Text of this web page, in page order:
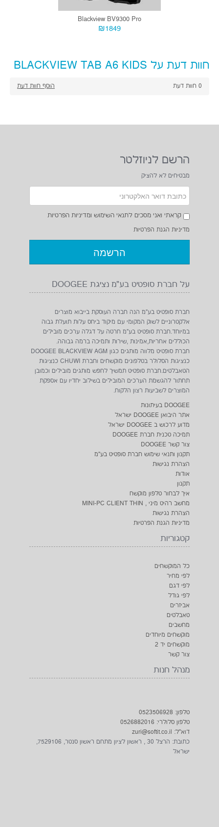
Blackview BV9300 Pro
₪1849
חוות דעת על BLACKVIEW TAB A6 KIDS
0 חוות דעת הוסף חוות דעת
הרשם לניוזלטר
מבטיחים לא להציק
קראתי ואני מסכים לתנאי השימוש ומדיניות הפרטיות
מדיניות הגנת הפרטיות
על חברת סופטיט בע"מ נציגת DOOGEE
חברת סופטיט בע"מ הנה חברה העוסקת בייבוא מוצרים
אלקטרוניים לשוק המקומי עם מיקוד ביחס עלות תועלת גבוה
במיוחד.חברת סופטיט בע"מ חרטה על דגלה ערכים מובילים
הכוללים אחריות,אמינות ,שירות ותמיכה ברמה גבוהה.
חברת סופטיט מלווה מותגים כגון DOOGEE BLACKVIEW AGM
כנציגות הסלולר בטלפונים מוקשחים וחברת CHUWI כנציגות
הטאבלטים.חברת סופטיט תמשיך לחפש מותגים מובילים וכמובן
תחתור להגשמת הערכים המובילים בשילוב יחדיו עם אספקת
המוצרים לשביעות רצון הלקוח.
DOOGEE בעיתונות
אתר היבואן DOOGEE ישראל
מדוע לרכוש ב DOOGEE ישראל
תמיכה טכנית חברת DOOGEE
צור קשר DOOGEE
תקנון ותנאי שימוש חברת סופטיט בע"מ
הצהרת נגישות
אודות
תקנון
איך לבחור טלפון מוקשח
מחשב רהיט מיני , MINI-PC CLIENT THIN
הצהרת נגישות
מדיניות הגנת הפרטיות
קטגוריות
כל המוקשחים
לפי מחיר
לפי דגם
לפי גודל
אביזרים
טאבלטים
מחשבים
מוקשחים מיוחדים
מוקשחים יד 2
צור קשר
מנהל חנות
טלפון: 0523506928
טלפון סלולרי: 0526882016
דוא"ל: zuri@softit.co.il
כתובת: הרצל 30 , ראשון לציון מתחם ראשון סנטר, 7529106,
ישראל